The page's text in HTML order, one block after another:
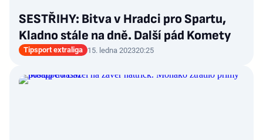
SESTŘIHY: Bitva v Hradci pro Spartu,
Kladno stále na dně. Další pád Komety
Tipsport extraliga 15. ledna 202320:25